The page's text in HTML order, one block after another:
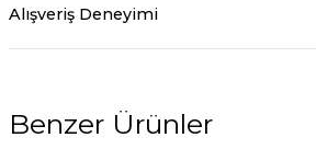
Alışveriş Deneyimi
Benzer Ürünler